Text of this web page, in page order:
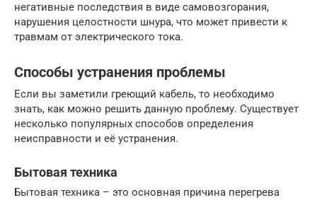
негативные последствия в виде самовозгорания,
нарушения целостности шнура, что может привести к
травмам от электрического тока.
Способы устранения проблемы
Если вы заметили греющий кабель, то необходимо
знать, как можно решить данную проблему. Существует
несколько популярных способов определения
неисправности и её устранения.
Бытовая техника
Бытовая техника – это основная причина перегрева